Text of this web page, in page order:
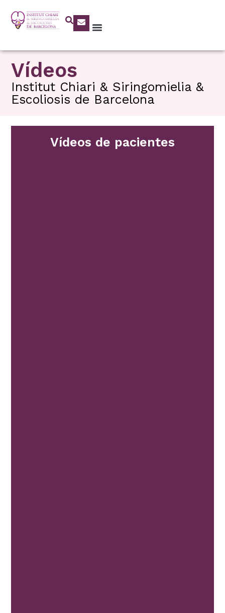
Vídeos
Institut Chiari & Siringomielia &
Escoliosis de Barcelona
Vídeos de pacientes